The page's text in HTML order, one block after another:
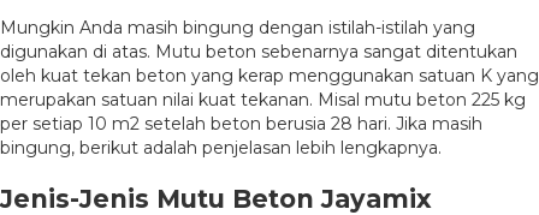
Mungkin Anda masih bingung dengan istilah-istilah yang
digunakan di atas. Mutu beton sebenarnya sangat ditentukan
oleh kuat tekan beton yang kerap menggunakan satuan K yang
merupakan satuan nilai kuat tekanan. Misal mutu beton 225 kg
per setiap 10 m2 setelah beton berusia 28 hari. Jika masih
bingung, berikut adalah penjelasan lebih lengkapnya.
Jenis-Jenis Mutu Beton Jayamix